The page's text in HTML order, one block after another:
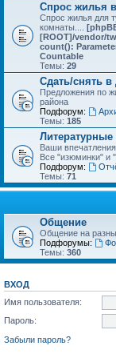
Спрос жилья
Спрос жилья для
комнаты....
[ROOT]/vendor/
count():
Countable
Темы: 29
Сдать/снять в
Предложения по
района
Подфорум:
Темы: 185
Литературные
Ваши
Все "изюминки" и
Подфорум:
Темы: 71
Общение
Общение на
Подфорумы:
Темы: 360
ВХОД
Имя пользователя:
Пароль:
Забыли пароль?